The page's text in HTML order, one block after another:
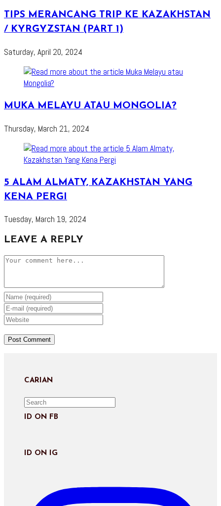
TIPS MERANCANG TRIP KE KAZAKHSTAN
/ KYRGYZSTAN (PART 1)
Saturday, April 20, 2024
MUKA MELAYU ATAU MONGOLIA?
Thursday, March 21, 2024
5 ALAM ALMATY, KAZAKHSTAN YANG
KENA PERGI
Tuesday, March 19, 2024
LEAVE A REPLY
Comment
Enter
your
name
username
Enter
your
address
Enter
website
CARIAN
ID ON FB
ID ON IG